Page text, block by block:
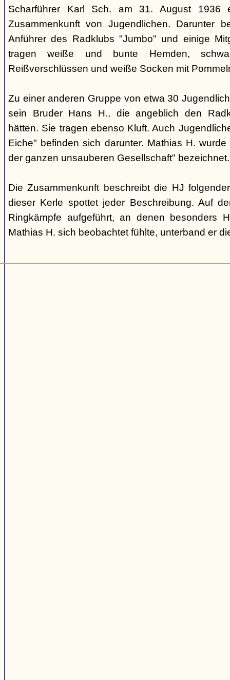
Scharführer Karl Sch. am 31. August 1936
Zusammenkunft von Jugendlichen. Darunter
Anführer des Radklubs "Jumbo" und einige
tragen weiße und bunte Hemden,
Reißverschlüssen und weiße Socken mit
Zu einer anderen Gruppe von etwa 30
sein Bruder Hans H., die angeblich den
hätten. Sie tragen ebenso Kluft. Auch
Eiche" befinden sich darunter. Mathias H.
der ganzen unsauberen Gesellschaft" bezeichnet.
Die Zusammenkunft beschreibt die HJ
dieser Kerle spottet jeder Beschreibung. Auf
Ringkämpfe aufgeführt, an denen besonders
Mathias H. sich beobachtet fühlte, unterband er